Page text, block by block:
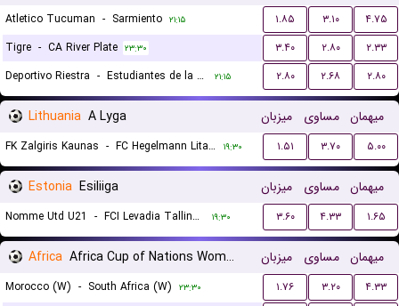
Atletico Tucuman - Sarmiento ۲۱:۱۵ ۱.۸۵ ۳.۱۰
۴.۷۵
Tigre - CA River Plate ۲۳:۳۰ ۳.۴۰ ۲.۸۰
۲.۳۳
Deportivo Riestra - Estudiantes de la Plata ۲۱:۱۵ ۲.۸۰ ۲.۶۸ ۲.۸۰
Lithuania A Lyga میزبان مساوی میهمان
FK Zalgiris Kaunas - FC Hegelmann Litauen Kaunas ۱۹:۳۰ ۱.۵۱ ۳.۷۰ ۵.۰۰
Estonia Esiliiga میزبان مساوی میهمان
Nomme Utd U21 - FCI Levadia Tallinn II ۱۹:۳۰ ۳.۶۰ ۴.۳۳ ۱.۶۵
Africa Africa Cup of Nations Women میزبان مساوی میهمان
Morocco (W) - South Africa (W) ۲۳:۳۰ ۱.۷۶ ۳.۲۰
۴.۳۳